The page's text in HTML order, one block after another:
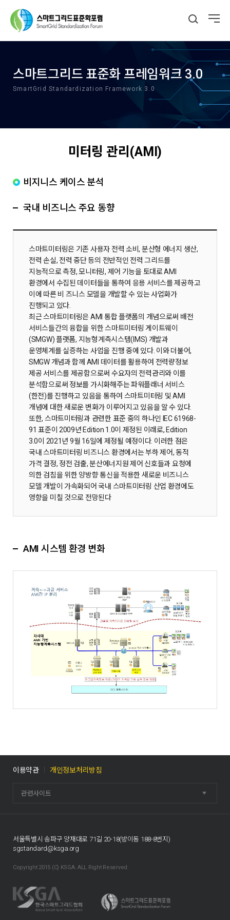
스마트그리드 표준화 프레임워크 3.0
SmartGrid Standardization Framework 3.0
미터링 관리(AMI)
비지니스 케이스 분석
국내 비즈니스 주요 동향
스마트미터링은 기존 사용자 전력 소비, 분산형 에너지 생산,
전력 손실, 전력 중단 등의 전반적인 전력 그리드를
지능적으로 측정, 모니터링, 제어 기능을 토대로 AMI
환경에서 수집된 데이터들을 통하여 응용 서비스를 제공하고
이에 따른 비 즈니스 모델을 개발할 수 있는 사업화가
진행되고 있다.
최근 스마트미터링은 AMI 통합 플랫폼의 개념으로써 배전
서비스들간의 융합을 위한 스마트미터링 게이트웨이
(SMGW) 플랫폼, 지능형계측시스템(IMS) 개발과
운영체계를 실증하는 사업을 진행 중에 있다. 이와 더불어,
SMGW 개념과 함께 AMI 데이터를 활용하여 전력량정보
제공 서비스를 제공함으로써 수요자의 전력관리와 이를
분석함으로써 정보를 가시화해주는 파워플래너 서비스
(한전)를 진행하고 있음을 통하여 스마트미터링 및 AMI
개념에 대한 새로운 변화가 이루어지고 있음을 알 수 있다.
또한, 스마트미터링과 관련한 표준 중의 하나인 IEC 61968-
91 표준이 2009년 Edition 1.0이 제정된 이래로, Edition
3.0이 2021년 9월 16일에 제정될 예정이다. 이러한 점은
국내 스마트미터링 비즈니스 환경에서는 부하 제어, 동적
가격 결정, 정전 검출, 분산에너지원 제어 신호들과 요청에
의한 검침을 위한 양방향 통신을 적용한 새로운 비즈니스
모델 개발이 가속화되어 국내 스마트미터링 산업 환경에도
영향을 미칠 것으로 전망된다
AMI 시스템 환경 변화
이용약관 개인정보처리방침
관련사이트
서울특별시 송파구 양재대로 71길 20-18(방이동 188-8번지)
sgstandard@ksga.org
Copyright 2015 (C) KSGA. ALL Right Reserved.